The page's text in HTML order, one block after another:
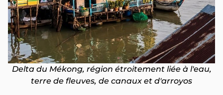
Delta du Mékong, région étroitement liée à l'eau,
terre de fleuves, de canaux et d'arroyos